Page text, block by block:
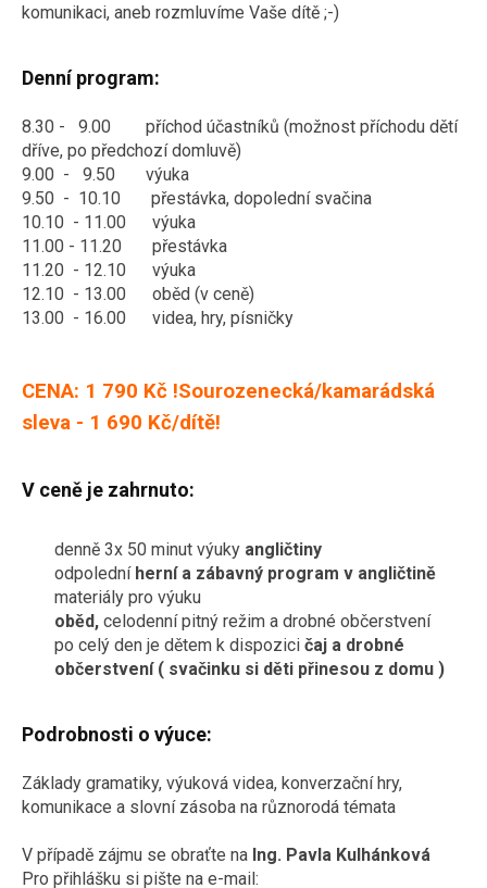
komunikaci, aneb rozmluvíme Vaše dítě ;-)
Denní program:
8.30 - 9.00 příchod účastníků (možnost příchodu dětí
dříve, po předchozí domluvě)
9.00 - 9.50 výuka
9.50 - 10.10 přestávka, dopolední svačina
10.10 - 11.00 výuka
11.00 - 11.20 přestávka
11.20 - 12.10 výuka
12.10 - 13.00 oběd (v ceně)
13.00 - 16.00 videa, hry, písničky
CENA: 1 790 Kč !Sourozenecká/kamarádská
sleva - 1 690 Kč/dítě!
V ceně je zahrnuto:
denně 3x 50 minut výuky angličtiny
odpolední herní a zábavný program v angličtině
materiály pro výuku
oběd, celodenní pitný režim a drobné občerstvení
po celý den je dětem k dispozici čaj a drobné
občerstvení ( svačinku si děti přinesou z domu )
Podrobnosti o výuce:
Základy gramatiky, výuková videa, konverzační hry,
komunikace a slovní zásoba na různorodá témata
V případě zájmu se obraťte na Ing. Pavla Kulhánková
Pro přihlášku si pište na e-mail: